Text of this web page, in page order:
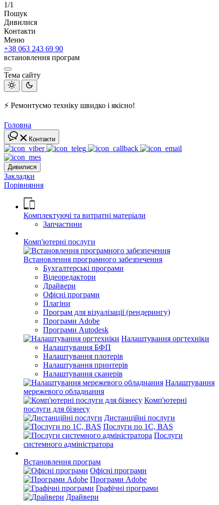
1/1
Пошук
Дивилися
Контакти
Меню
+38 063 243 69 90
встановлення програм
Тема сайту
⚡ Ремонтуємо техніку швидко і якісно!
Головна
Контакти
Дивилися
Закладки
Порівняння
Комплектуючі та витратні матеріали
Запчастини
Комп'ютерні послуги
Встановлення програмного забезпечення
Бухгалтерські програми
Відеоредактори
Драйвери
Офісні програми
Плагіни
Програм для візуалізації (рендерингу)
Програми Adobe
Програми Autodesk
Налаштування оргтехніки
Налаштування БФП
Налаштування плотерів
Налаштування принтерів
Налаштування сканерів
Налаштування
мережевого обладнання
Комп'ютерні
послуги для бізнесу
Дистанційні послуги
Послуги по 1С, BAS
Послуги
системного адміністратора
Встановлення програм
Офісні програми
Програми Adobe
Графічні програми
Драйвери